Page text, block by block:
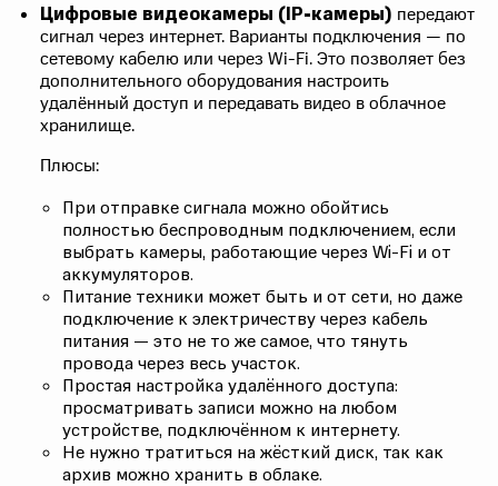
Цифровые видеокамеры (IP-камеры) передают
сигнал через интернет. Варианты подключения — по
сетевому кабелю или через Wi-Fi. Это позволяет без
дополнительного оборудования настроить
удалённый доступ и передавать видео в облачное
хранилище.
Плюсы:
При отправке сигнала можно обойтись
полностью беспроводным подключением, если
выбрать камеры, работающие через Wi-Fi и от
аккумуляторов.
Питание техники может быть и от сети, но даже
подключение к электричеству через кабель
питания — это не то же самое, что тянуть
провода через весь участок.
Простая настройка удалённого доступа:
просматривать записи можно на любом
устройстве, подключённом к интернету.
Не нужно тратиться на жёсткий диск, так как
архив можно хранить в облаке.